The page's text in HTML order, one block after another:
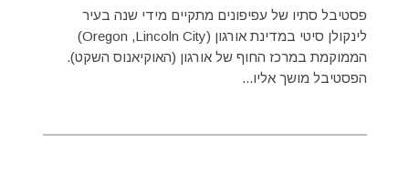
פסטיבל סתיו של עפיפונים מתקיים מידי שנה בעיר
לינקולן סיטי במדינת אורגון (Oregon ,Lincoln City)
הממוקמת במרכז החוף של אורגון (האוקיאנוס השקט).
הפסטיבל מושך אליו...